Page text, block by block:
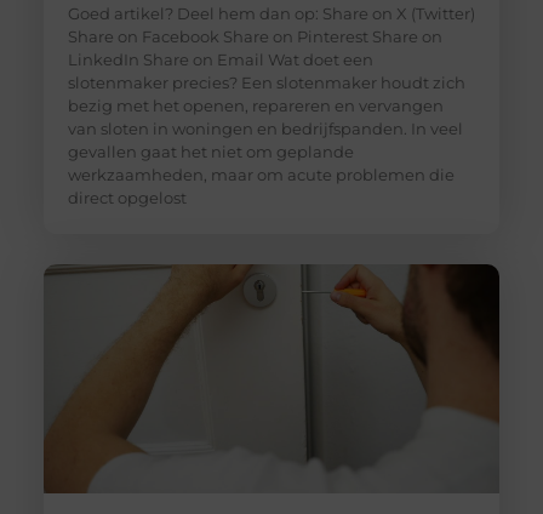
Goed artikel? Deel hem dan op: Share on X (Twitter)
Share on Facebook Share on Pinterest Share on
LinkedIn Share on Email Wat doet een
slotenmaker precies? Een slotenmaker houdt zich
bezig met het openen, repareren en vervangen
van sloten in woningen en bedrijfspanden. In veel
gevallen gaat het niet om geplande
werkzaamheden, maar om acute problemen die
direct opgelost